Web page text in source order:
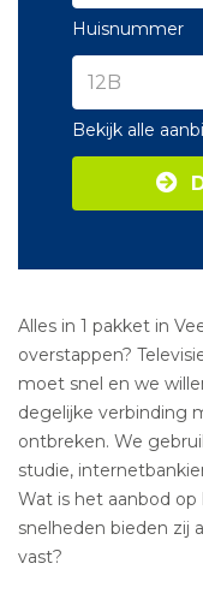
Huisnummer
Bekijk alle
Alles in 1 pakket in
overstappen?
moet snel en we
degelijke verbinding
ontbreken. We
studie,
Wat is het aanbod op
snelheden bieden zij
vast?